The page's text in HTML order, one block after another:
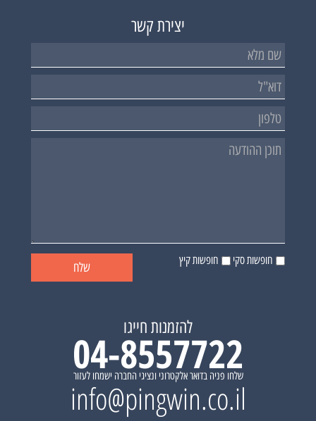
יצירת קשר
חופשות סקי חופשות קיץ
להזמנות חייגו
04-8557722
שלחו פניה בדואר אלקטרוני ונציגי החברה ישמחו לעזור
info@pingwin.co.il